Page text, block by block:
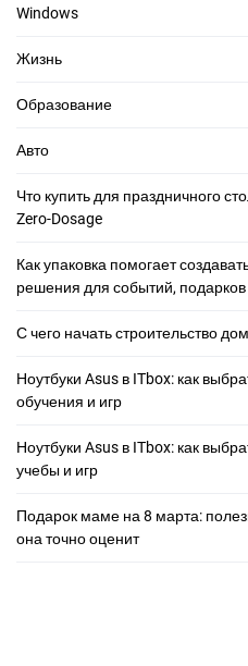
Windows
Жизнь
Образование
Авто
Что купить для праздничного
Zero-Dosage
Как упаковка помогает
решения для событий,
С чего начать строительство
Ноутбуки Asus в ITbox: как
обучения и игр
Ноутбуки Asus в ITbox: как
учебы и игр
Подарок маме на 8 марта:
она точно оценит